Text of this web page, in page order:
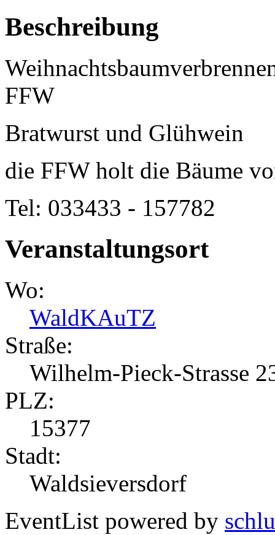
Beschreibung
FFW
Bratwurst und Glühwein
die FFW holt die Bäume
Tel: 033433 - 157782
Veranstaltungsort
Wo:
WaldKAuTZ
Straße:
Wilhelm-Pieck-Strasse
PLZ:
15377
Stadt:
Waldsieversdorf
EventList powered by